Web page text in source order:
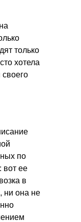
только
хотела
по
вот ее
в
ни она не